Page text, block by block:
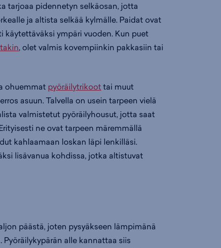
tarjoaa pidennetyn selkäosan, jotta
ja altista selkää kylmälle. Paidat ovat
ympäri vuoden. Kun puet
, olet valmis kovempiinkin pakkasiin tai
ohuemmat pyöräilytrikoottai muut
asuun. Talvella on usein tarpeen vielä
valmistetut pyöräilyhousut, jotta saat
ne ovat tarpeen märemmällä
kahlaamaan loskan läpi lenkilläsi.
lisävanua kohdissa, jotka altistuvat
päästä, joten pysyäkseen lämpimänä
alle kannattaa siis